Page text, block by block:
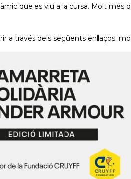
que es viu a la cursa. Molt
a través dels següents enllaços: